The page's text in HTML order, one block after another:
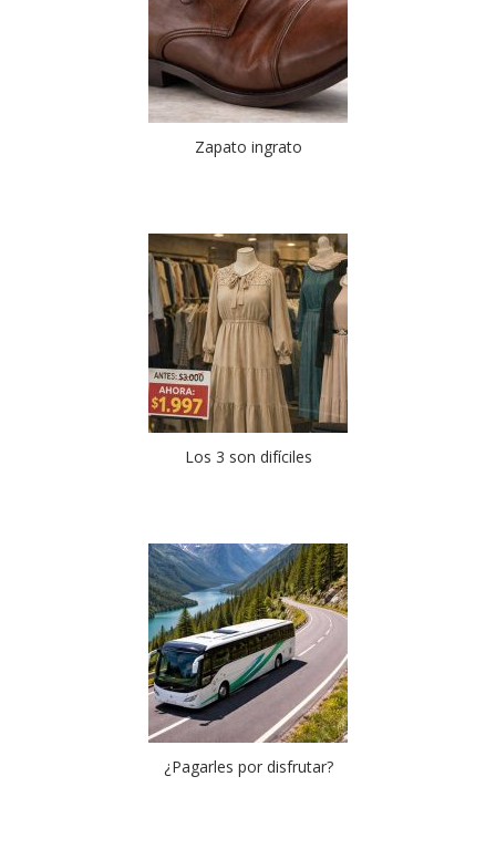
Zapato ingrato
Los 3 son difíciles
¿Pagarles por disfrutar?